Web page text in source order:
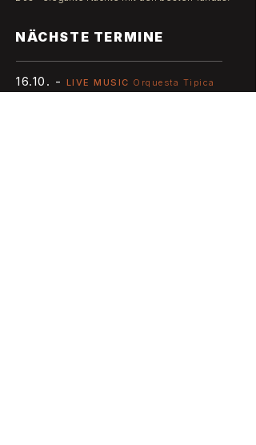
NÄCHSTE TERMINE
16.10. - LIVE MUSIC Orquesta Tipica